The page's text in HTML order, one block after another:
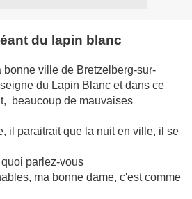
du lapin blanc
bonne ville de Bretzelberg-sur-
du Lapin Blanc et dans ce
beaucoup de mauvaises
il paraitrait que la nuit en ville, il se
parlez-vous
ma bonne dame, c'est comme